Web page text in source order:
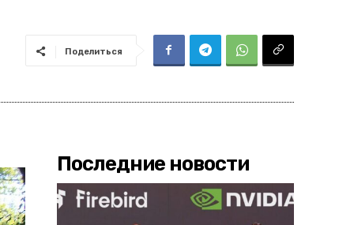
Поделиться
Последние новости